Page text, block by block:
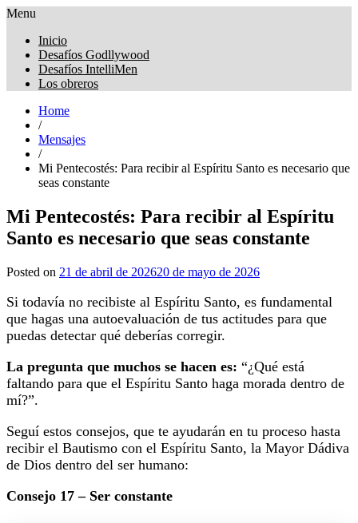
Obreros Universal
Menu
Inicio
Desafíos Godllywood
Desafíos IntelliMen
Los obreros
Home
/
Mensajes
/
Mi Pentecostés: Para recibir al Espíritu Santo es necesario que
seas constante
Mi Pentecostés: Para recibir al Espíritu
Santo es necesario que seas constante
Posted on 21 de abril de 202620 de mayo de 2026
Si todavía no recibiste al Espíritu Santo, es fundamental
que hagas una autoevaluación de tus actitudes para que
puedas detectar qué deberías corregir.
La pregunta que muchos se hacen es: “¿Qué está
faltando para que el Espíritu Santo haga morada dentro de
mí?”.
Seguí estos consejos, que te ayudarán en tu proceso hasta
recibir el Bautismo con el Espíritu Santo, la Mayor Dádiva
de Dios dentro del ser humano:
Consejo 17 – Ser constante